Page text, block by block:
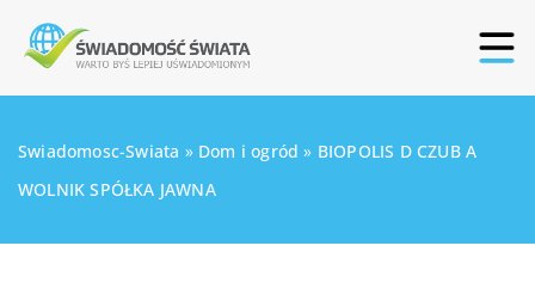
Swiadomosc-Swiata » Dom i ogród » BIOPOLIS D CZUB A
WOLNIK SPÓŁKA JAWNA